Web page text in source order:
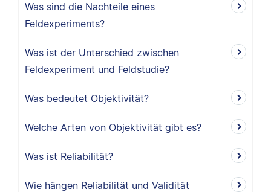
Was sind die Nachteile eines
Feldexperiments?
Was ist der Unterschied zwischen
Feldexperiment und Feldstudie?
Was bedeutet Objektivität?
Welche Arten von Objektivität gibt es?
Was ist Reliabilität?
Wie hängen Reliabilität und Validität